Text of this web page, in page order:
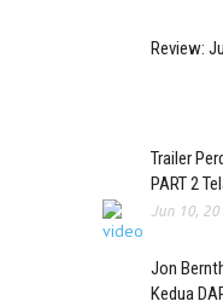
Review:
Trailer
PART 2
Jun 10,
Jon
Kedua